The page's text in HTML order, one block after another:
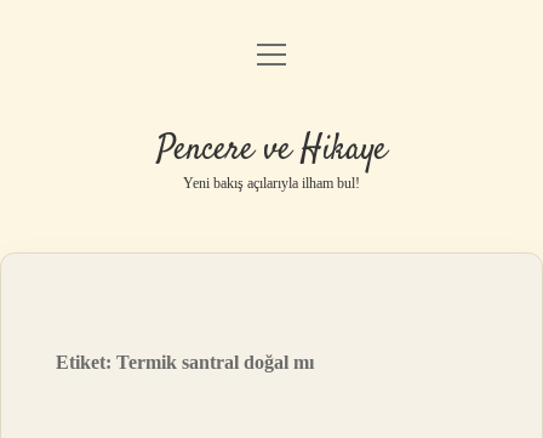
Anasayfa
Yasal Uyarı
menüyü
Pencere ve Hikaye
Yeni bakış açılarıyla ilham bul!
Etiket:Termik santral doğal mı